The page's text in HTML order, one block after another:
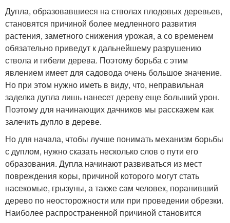
Дупла, образовавшиеся на стволах плодовых деревьев,
становятся причиной более медленного развития
растения, заметного снижения урожая, а со временем
обязательно приведут к дальнейшему разрушению
ствола и гибели дерева. Поэтому борьба с этим
явлением имеет для садовода очень большое значение.
Но при этом нужно иметь в виду, что, неправильная
заделка дупла лишь нанесет дереву еще больший урон.
Поэтому для начинающих дачников мы расскажем как
залечить дупло в дереве.
Но для начала, чтобы лучше понимать механизм борьбы
с дуплом, нужно сказать несколько слов о пути его
образования. Дупла начинают развиваться из мест
повреждения коры, причиной которого могут стать
насекомые, грызуны, а также сам человек, поранивший
дерево по неосторожности или при проведении обрезки.
Наиболее распространенной причиной становится